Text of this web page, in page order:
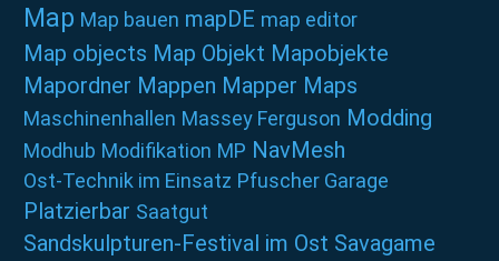
Map Map bauen mapDE map editor
Map objects Map Objekt Mapobjekte
Mapordner Mappen Mapper Maps
Maschinenhallen Massey Ferguson Modding
Modhub Modifikation MP NavMesh
Ost-Technik im Einsatz Pfuscher Garage
Platzierbar Saatgut
Sandskulpturen-Festival im Ost Savagame